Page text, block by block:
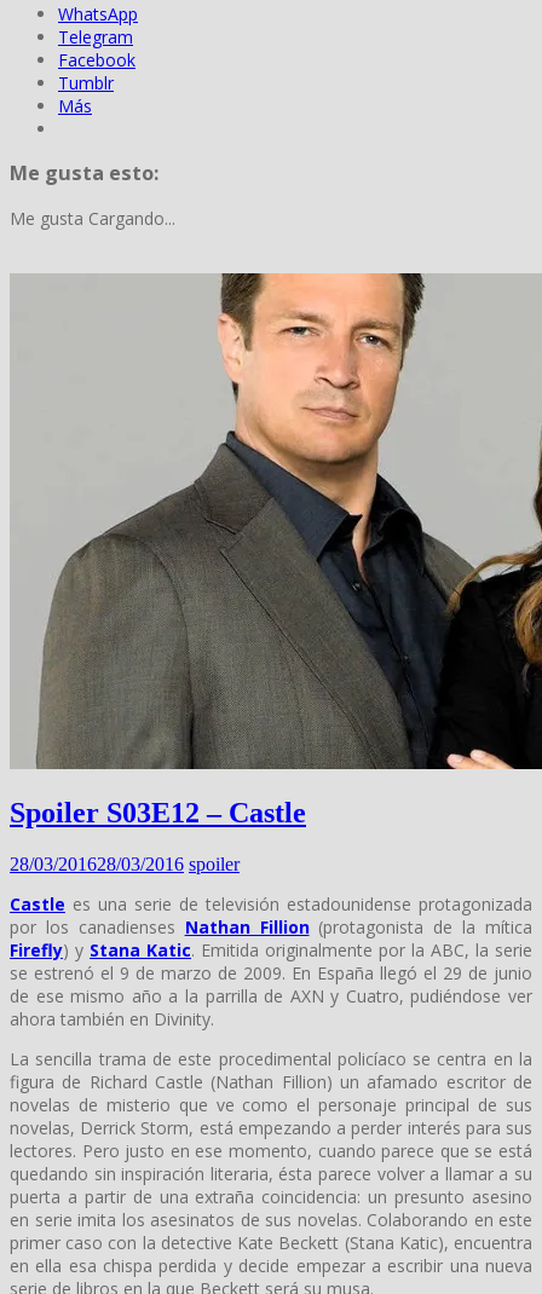
WhatsApp
Telegram
Facebook
Tumblr
Más
Me gusta esto:
Me gusta Cargando...
Spoiler S03E12 – Castle
28/03/201628/03/2016 spoiler
Castle es una serie de televisión estadounidense protagonizada
por los canadienses Nathan Fillion(protagonista de la mítica
Firefly) y Stana Katic. Emitida originalmente por la ABC, la serie
se estrenó el 9 de marzo de 2009. En España llegó el 29 de junio
de ese mismo año a la parrilla de AXN y Cuatro, pudiéndose ver
ahora también en Divinity.
La sencilla trama de este procedimental policíaco se centra en la
figura de Richard Castle (Nathan Fillion) un afamado escritor de
novelas de misterio que ve como el personaje principal de sus
novelas, Derrick Storm, está empezando a perder interés para sus
lectores. Pero justo en ese momento, cuando parece que se está
quedando sin inspiración literaria, ésta parece volver a llamar a su
puerta a partir de una extraña coincidencia: un presunto asesino
en serie imita los asesinatos de sus novelas. Colaborando en este
primer caso con la detective Kate Beckett (Stana Katic), encuentra
en ella esa chispa perdida y decide empezar a escribir una nueva
serie de libros en la que Beckett será su musa.